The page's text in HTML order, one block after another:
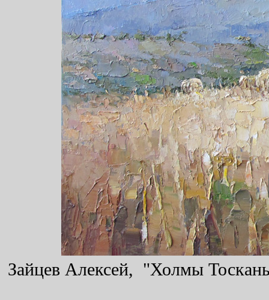
Зайцев Алексей, "Холмы